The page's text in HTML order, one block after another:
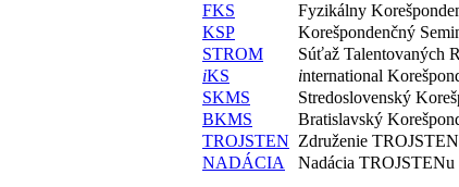
FKS
Fyzikálny
KSP
Korešpondenčný
STROM
Súťaž Talentovaných
iKS international
SKMS
Stredoslovenský
BKMS
Bratislavský
TROJSTEN Združenie TROJSTEN
NADÁCIA
Nadácia TROJSTENu